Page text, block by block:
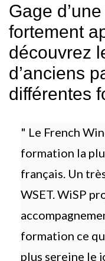
Gage
fortement
découvrez
d’anciens
différentes
" Le French
formation la
français. Un
WSET. WiSP
formation ce
plus sereine le